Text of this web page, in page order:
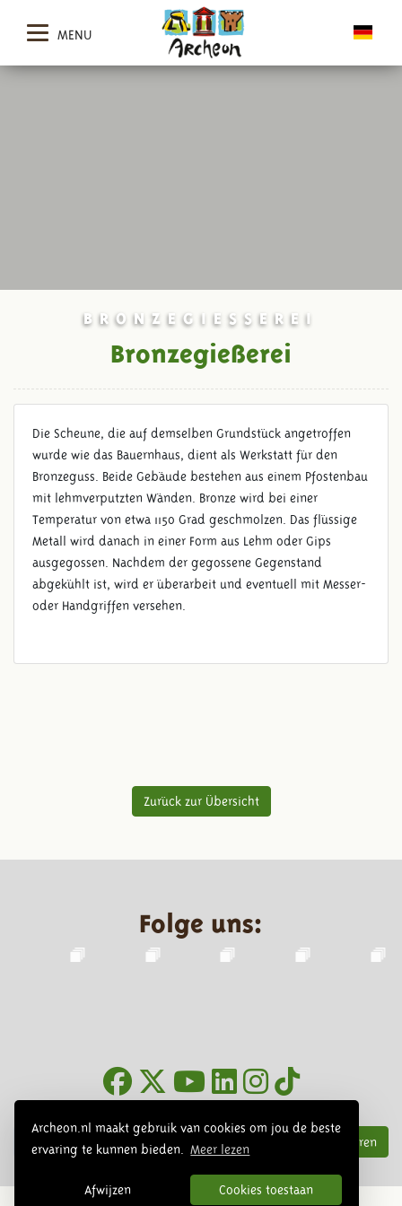
Archeon.nl maakt gebruik van cookies om jou de beste
ervaring te kunnen bieden.
Meer lezen
Afwijzen Cookies toestaan
MENU
BRONZEGIESSEREI
Bronzegießerei
Die Scheune, die auf demselben Grundstück angetroffen
wurde wie das Bauernhaus, dient als Werkstatt für den
Bronzeguss. Beide Gebäude bestehen aus einem Pfostenbau
mit lehmverputzten Wänden. Bronze wird bei einer
Temperatur von etwa 1150 Grad geschmolzen. Das flüssige
Metall wird danach in einer Form aus Lehm oder Gips
ausgegossen. Nachdem der gegossene Gegenstand
abgekühlt ist, wird er überarbeit und eventuell mit Messer-
oder Handgriffen versehen.
Zurück zur Übersicht
Folge uns:
Abonnieren